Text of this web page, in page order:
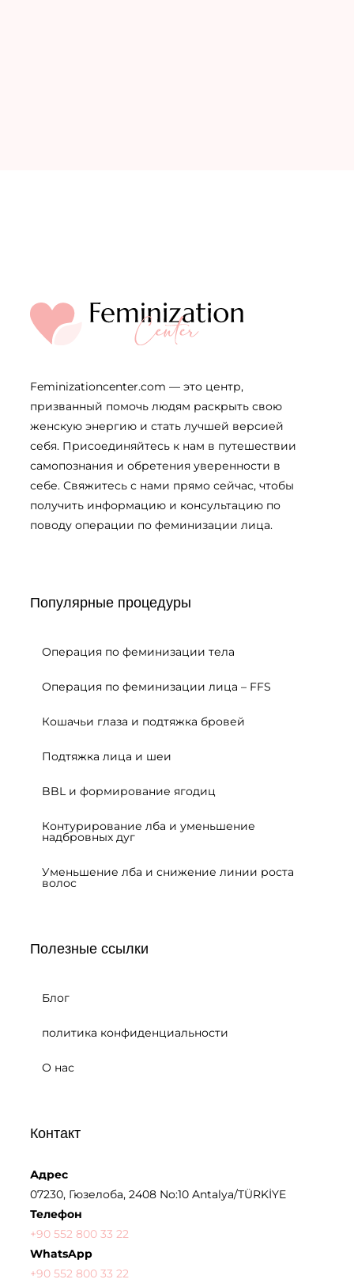
Feminizationcenter.com — это центр,
призванный помочь людям раскрыть свою
женскую энергию и стать лучшей версией
себя. Присоединяйтесь к нам в путешествии
самопознания и обретения уверенности в
себе. Свяжитесь с нами прямо сейчас, чтобы
получить информацию и консультацию по
поводу операции по феминизации лица.
Популярные процедуры
Операция по феминизации тела
Операция по феминизации лица – FFS
Кошачьи глаза и подтяжка бровей
Подтяжка лица и шеи
BBL и формирование ягодиц
Контурирование лба и уменьшение
надбровных дуг
Уменьшение лба и снижение линии роста
волос
Полезные ссылки
Блог
политика конфиденциальности
О нас
Контакт
Адрес
07230, Гюзелоба, 2408 No:10 Antalya/TÜRKİYE
Телефон
+90 552 800 33 22
WhatsApp
+90 552 800 33 22